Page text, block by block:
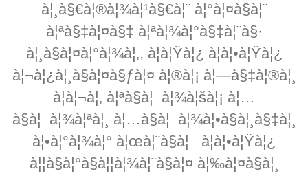
à¦¸à§€à¦®à¦¾à¦¹à§€à¦¨ à¦°à¦¤à§à¦¨
à¦ªà§‡à¦¤à§‡ à¦ªà¦¾à¦°à§‡à¦¨à§·
à¦¸à§à¦¤à¦°à¦¾à¦‚, à¦à¦Ÿà¦¿ à¦à¦•à¦Ÿà¦¿
à¦¬à¦¿à¦¸à§à¦¤à§ƒà¦¤ à¦®à¦¡ à¦—à§‡à¦®à¦¸
à¦à¦¬à¦‚ à¦ªà§à¦¯à¦¾à¦šà¦¡ à¦…
à§à¦¯à¦¾à¦ªà¦¸ à¦…à§à¦¯à¦¾à¦•à§à¦¸à§‡à¦¸
à¦•à¦°à¦¾à¦° à¦œà¦¨à§à¦¯ à¦à¦•à¦Ÿà¦¿
à¦¦à§à¦°à§à¦¦à¦¾à¦¨à§à¦¤ à¦‰à¦¤à§à¦¸